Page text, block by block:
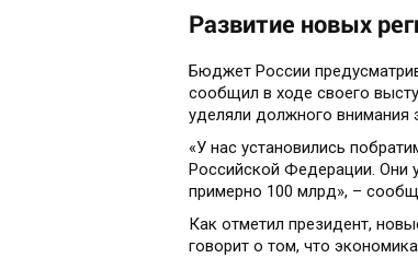
Развитие новых
Бюджет России
сообщил в ходе своего
уделяли должного внимания
«У нас установились
Российской Федерации. Они
примерно 100 млрд», –
Как отметил президент,
говорит о том, что